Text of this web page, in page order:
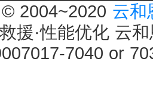
2004~2020 云和
援·性能优化 云
7040 or